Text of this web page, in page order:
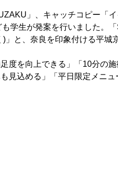
」、キャッチコピー「
学生が発案を行いました。
」と、奈良を印象付ける平城
度を向上できる」「10分の
見込める」「平日限定メニュ